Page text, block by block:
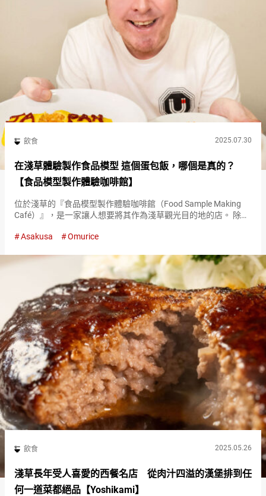
飲食 2025.07.30
在淺草體驗製作食品模型 這個蛋包飯，哪個是真的？
【食品模型製作體驗咖啡館】
位於淺草的『食品模型製作體驗咖啡館（Food Sample Making
Café）』，是一家讓人想要將其作為淺草觀光目的地的店。 除了
著您！ 挑戰製作蛋包飯的食品模型！ 起源於日本的…
Asakusa Omurice
飲食 2025.05.26
淺草長年受人喜愛的西餐名店 從肉汁四溢的漢堡排到任
何一道菜都絕品【Yoshikami】